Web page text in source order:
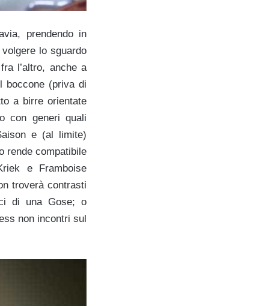
prendendo in
lo sguardo
l’altro, anche a
boccone (priva di
a birre orientate
con generi quali
e (al limite)
rende compatibile
e Framboise
troverà contrasti
di una Gose; o
non incontri sul